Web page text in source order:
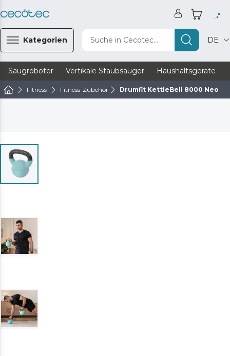
Kategorien Suche in Cecotec... DE
Saugroboter Vertikale Staubsauger Haushaltsgeräte
Fitness Fitness-Zubehör Drumfit KettleBell 8000 Neo